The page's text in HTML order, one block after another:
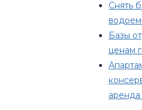
Снять
Базы
ценам
аренда